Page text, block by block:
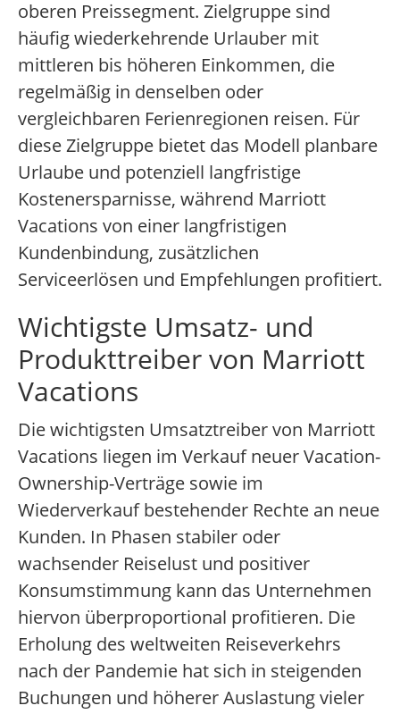
oberen Preissegment. Zielgruppe sind
häufig wiederkehrende Urlauber mit
mittleren bis höheren Einkommen, die
regelmäßig in denselben oder
vergleichbaren Ferienregionen reisen. Für
diese Zielgruppe bietet das Modell planbare
Urlaube und potenziell langfristige
Kostenersparnisse, während Marriott
Vacations von einer langfristigen
Kundenbindung, zusätzlichen
Serviceerlösen und Empfehlungen profitiert.
Wichtigste Umsatz- und
Produkttreiber von Marriott
Vacations
Die wichtigsten Umsatztreiber von Marriott
Vacations liegen im Verkauf neuer Vacation-
Ownership-Verträge sowie im
Wiederverkauf bestehender Rechte an neue
Kunden. In Phasen stabiler oder
wachsender Reiselust und positiver
Konsumstimmung kann das Unternehmen
hiervon überproportional profitieren. Die
Erholung des weltweiten Reiseverkehrs
nach der Pandemie hat sich in steigenden
Buchungen und höherer Auslastung vieler